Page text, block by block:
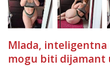
Mlada,
mogu biti dijamant